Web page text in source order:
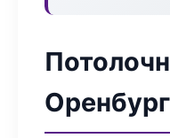
Оренбург